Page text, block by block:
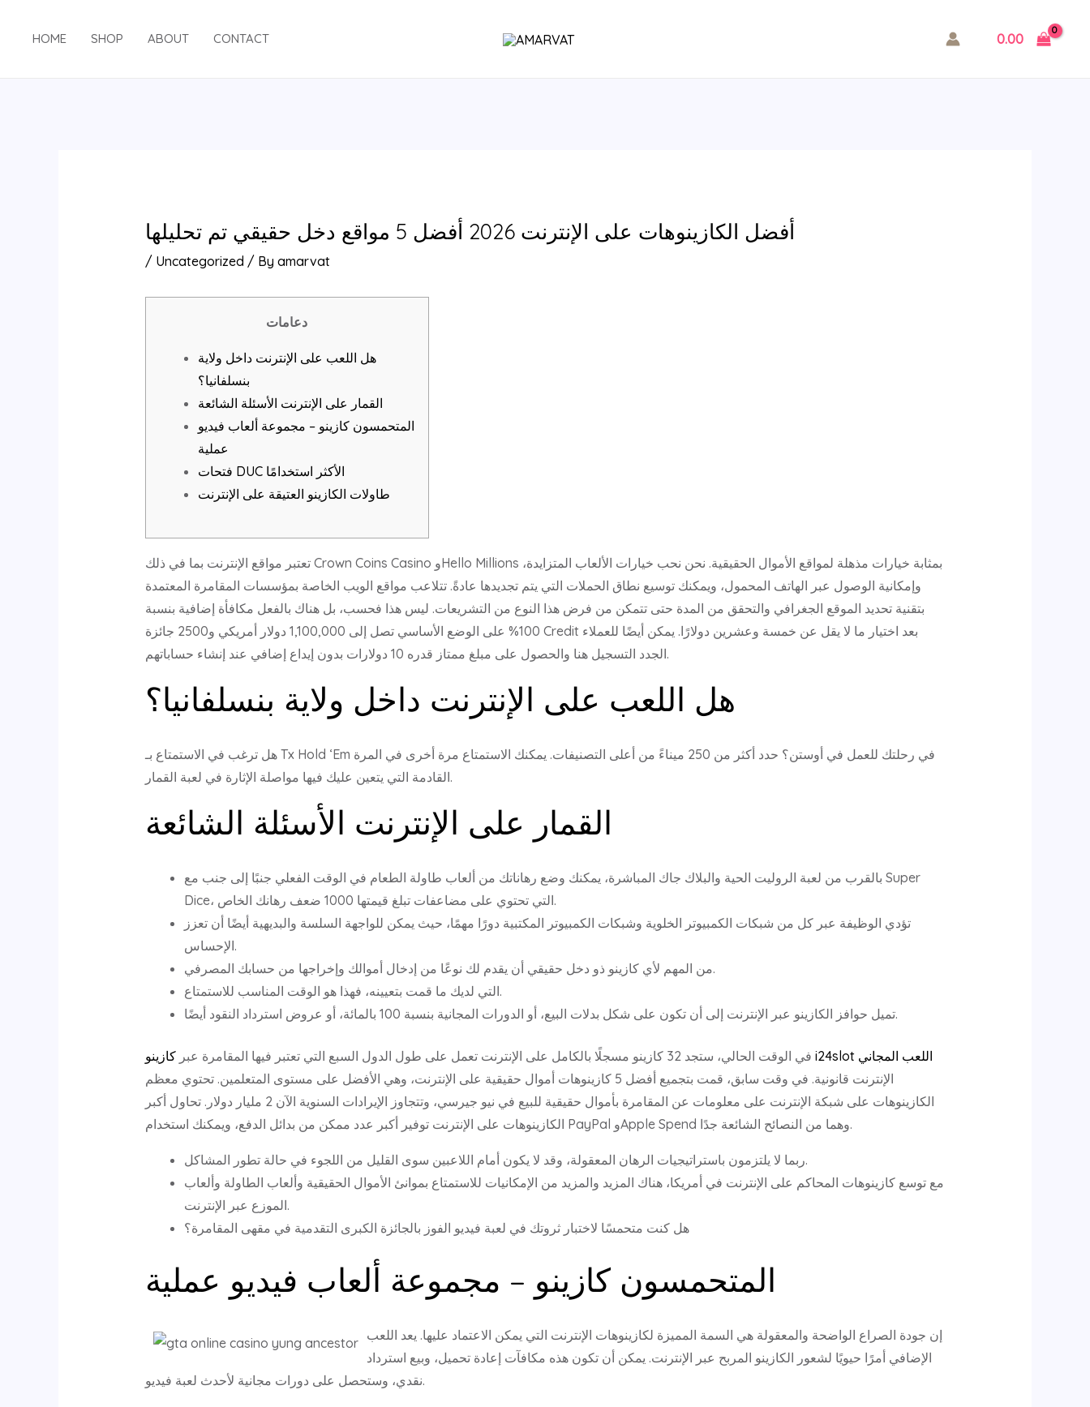
HOME SHOP ABOUT CONTACT 0.00
أفضل الكازينوهات على الإنترنت 2026 أفضل 5 مواقع دخل حقيقي تم تحليلها
/ Uncategorized / By amarvat
دعامات
هل اللعب على الإنترنت داخل ولاية
بنسلفانيا؟
القمار على الإنترنت الأسئلة الشائعة
المتحمسون كازينو – مجموعة ألعاب فيديو
عملية
فتحات DUC الأكثر استخدامًا
طاولات الكازينو العتيقة على الإنترنت
تعتبر مواقع الإنترنت بما في ذلك Crown Coins Casino وHello Millions بمثابة خيارات مذهلة لمواقع الأموال الحقيقية. نحن نحب خيارات الألعاب المتزايدة،
وإمكانية الوصول عبر الهاتف المحمول، ويمكنك توسيع نطاق الحملات التي يتم تجديدها عادةً. تتلاعب مواقع الويب الخاصة بمؤسسات المقامرة المعتمدة
بتقنية تحديد الموقع الجغرافي والتحقق من المدة حتى تتمكن من فرض هذا النوع من التشريعات. ليس هذا فحسب، بل هناك بالفعل مكافأة إضافية بنسبة
100% على الوضع الأساسي تصل إلى 1,100,000 دولار أمريكي و2500 جائزة Credit بعد اختيار ما لا يقل عن خمسة وعشرين دولارًا. يمكن أيضًا للعملاء
الجدد التسجيل هنا والحصول على مبلغ ممتاز قدره 10 دولارات بدون إيداع إضافي عند إنشاء حساباتهم.
هل اللعب على الإنترنت داخل ولاية بنسلفانيا؟
هل ترغب في الاستمتاع بـ Tx Hold ‘Em في رحلتك للعمل في أوستن؟ حدد أكثر من 250 ميناءً من أعلى التصنيفات. يمكنك الاستمتاع مرة أخرى في المرة
القادمة التي يتعين عليك فيها مواصلة الإثارة في لعبة القمار.
القمار على الإنترنت الأسئلة الشائعة
بالقرب من لعبة الروليت الحية والبلاك جاك المباشرة، يمكنك وضع رهاناتك من ألعاب طاولة الطعام في الوقت الفعلي جنبًا إلى جنب مع Super
Dice، التي تحتوي على مضاعفات تبلغ قيمتها 1000 ضعف رهانك الخاص.
تؤدي الوظيفة عبر كل من شبكات الكمبيوتر الخلوية وشبكات الكمبيوتر المكتبية دورًا مهمًا، حيث يمكن للواجهة السلسة والبديهية أيضًا أن تعزز
الإحساس.
من المهم لأي كازينو ذو دخل حقيقي أن يقدم لك نوعًا من إدخال أموالك وإخراجها من حسابك المصرفي.
التي لديك ما قمت بتعيينه، فهذا هو الوقت المناسب للاستمتاع.
تميل حوافز الكازينو عبر الإنترنت إلى أن تكون على شكل بدلات البيع، أو الدورات المجانية بنسبة 100 بالمائة، أو عروض استرداد النقود أيضًا.
في الوقت الحالي، ستجد 32 كازينو مسجلًا بالكامل على الإنترنت تعمل على طول الدول السبع التي تعتبر فيها المقامرة عبر
كازينو i24slot اللعب المجاني
الإنترنت قانونية. في وقت سابق، قمت بتجميع أفضل 5 كازينوهات أموال حقيقية على الإنترنت، وهي الأفضل على مستوى المتعلمين. تحتوي معظم
الكازينوهات على شبكة الإنترنت على معلومات عن المقامرة بأموال حقيقية للبيع في نيو جيرسي، وتتجاوز الإيرادات السنوية الآن 2 مليار دولار. تحاول أكبر
الكازينوهات على الإنترنت توفير أكبر عدد ممكن من بدائل الدفع، ويمكنك استخدام PayPal وApple Spend وهما من النصائح الشائعة جدًا.
ربما لا يلتزمون باستراتيجيات الرهان المعقولة، وقد لا يكون أمام اللاعبين سوى القليل من اللجوء في حالة تطور المشاكل.
مع توسع كازينوهات المحاكم على الإنترنت في أمريكا، هناك المزيد والمزيد من الإمكانيات للاستمتاع بموانئ الأموال الحقيقية وألعاب الطاولة وألعاب
الموزع عبر الإنترنت.
هل كنت متحمسًا لاختبار ثروتك في لعبة فيديو الفوز بالجائزة الكبرى التقدمية في مقهى المقامرة؟
المتحمسون كازينو – مجموعة ألعاب فيديو عملية
إن جودة الصراع الواضحة والمعقولة هي السمة المميزة لكازينوهات الإنترنت التي يمكن الاعتماد عليها. يعد اللعب
الإضافي أمرًا حيويًا لشعور الكازينو المربح عبر الإنترنت. يمكن أن تكون هذه مكافآت إعادة تحميل، وبيع استرداد
نقدي، وستحصل على دورات مجانية لأحدث لعبة فيديو.
navigation